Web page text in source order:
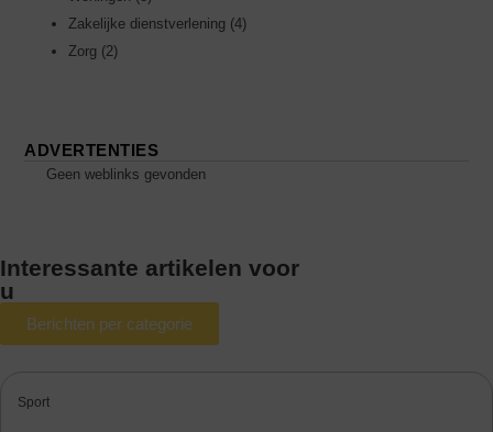
Zakelijke dienstverlening (4)
Zorg (2)
ADVERTENTIES
Geen weblinks gevonden
Interessante artikelen voor
u
Berichten per categorie
Sport